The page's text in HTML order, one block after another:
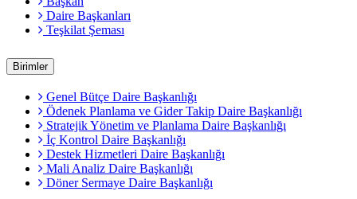
Daire Başkanları
Teşkilat Şeması
Birimler
Genel Bütçe Daire Başkanlığı
Ödenek Planlama ve Gider Takip Daire Başkanlığı
Stratejik Yönetim ve Planlama Daire Başkanlığı
İç Kontrol Daire Başkanlığı
Destek Hizmetleri Daire Başkanlığı
Mali Analiz Daire Başkanlığı
Döner Sermaye Daire Başkanlığı